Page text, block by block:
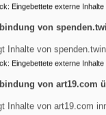
in
: Eingebettete externe Inhalte
von
Inhalte von
: Eingebettete externe Inhalte
von art19.com
Inhalte von art19.com